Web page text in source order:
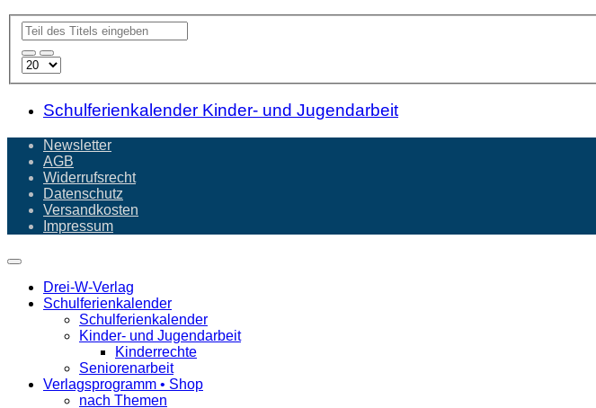
Schulferienkalender Kinder- und Jugendarbeit
Newsletter
AGB
Widerrufsrecht
Datenschutz
Versandkosten
Impressum
Drei-W-Verlag
Schulferienkalender
Schulferienkalender
Kinder- und Jugendarbeit
Kinderrechte
Seniorenarbeit
Verlagsprogramm • Shop
nach Themen